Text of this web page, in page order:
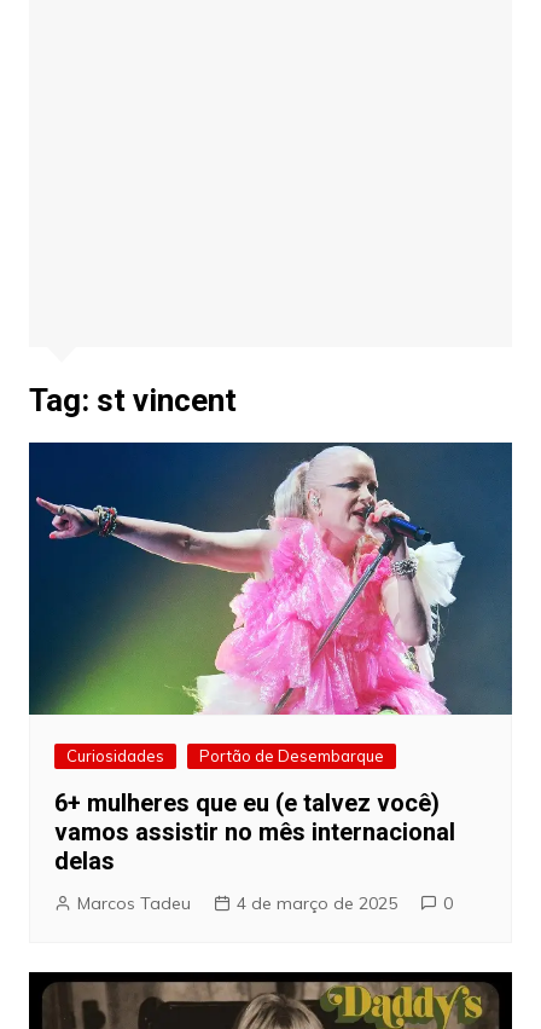
Tag: st vincent
Curiosidades Portão de Desembarque
6+ mulheres que eu (e talvez você)
vamos assistir no mês internacional
delas
Marcos Tadeu 4 de março de 2025 0